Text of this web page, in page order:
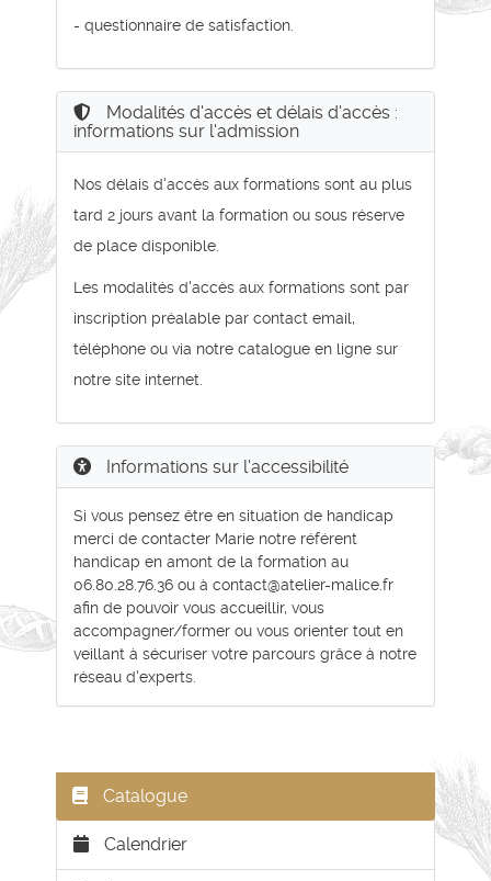
- questionnaire de satisfaction.
Modalités d'accès et délais d'accès :
informations sur l'admission
Nos délais d'accès aux formations sont au plus
tard 2 jours avant la formation ou sous réserve
de place disponible.
Les modalités d'accès aux formations sont par
inscription préalable par contact email,
téléphone ou via notre catalogue en ligne sur
notre site internet.
Informations sur l'accessibilité
Si vous pensez être en situation de handicap
merci de contacter Marie notre référent
handicap en amont de la formation au
06.80.28.76.36 ou à contact@atelier-malice.fr
afin de pouvoir vous accueillir, vous
accompagner/former ou vous orienter tout en
veillant à sécuriser votre parcours grâce à notre
réseau d'experts.
Catalogue
Calendrier